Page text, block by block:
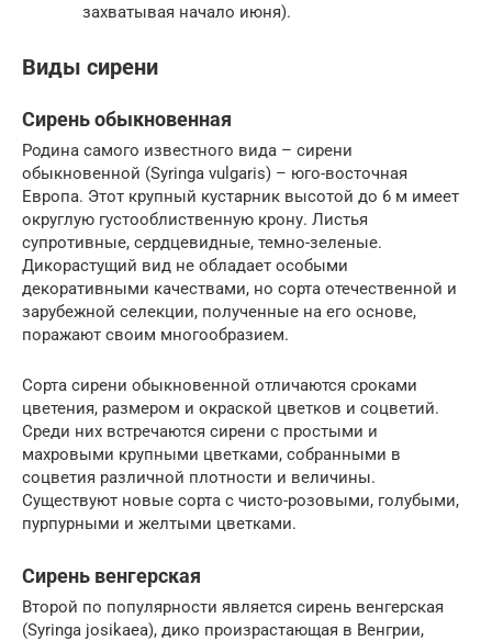
захватывая начало июня).
Виды сирени
Сирень обыкновенная
Родина самого известного вида – сирени
обыкновенной (Syringa vulgaris) – юго-восточная
Европа. Этот крупный кустарник высотой до 6 м имеет
округлую густооблиственную крону. Листья
супротивные, сердцевидные, темно-зеленые.
Дикорастущий вид не обладает особыми
декоративными качествами, но сорта отечественной и
зарубежной селекции, полученные на его основе,
поражают своим многообразием.
Сорта сирени обыкновенной отличаются сроками
цветения, размером и окраской цветков и соцветий.
Среди них встречаются сирени с простыми и
махровыми крупными цветками, собранными в
соцветия различной плотности и величины.
Существуют новые сорта с чисто-розовыми, голубыми,
пурпурными и желтыми цветками.
Сирень венгерская
Второй по популярности является сирень венгерская
(Syringa josikaea), дико произрастающая в Венгрии,